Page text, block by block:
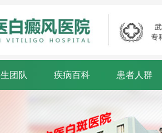
团队 疾病百科 患者人群